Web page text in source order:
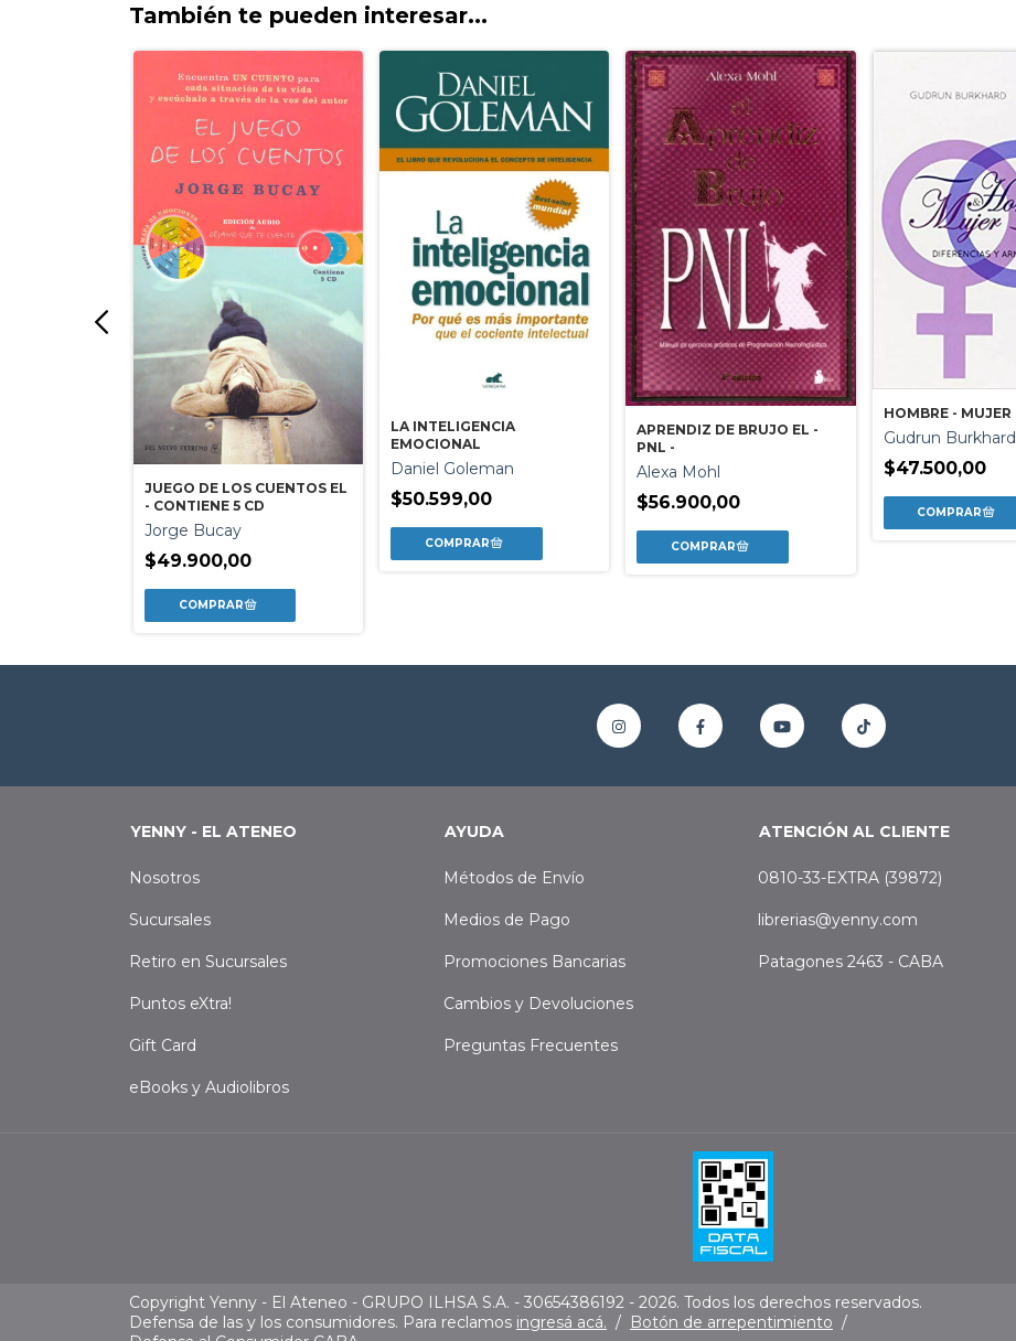
También te pueden interesar...
JUEGO DE LOS CUENTOS EL
- CONTIENE 5 CD
Jorge Bucay
$49.900,00
LA INTELIGENCIA
EMOCIONAL
Daniel Goleman
$50.599,00
APRENDIZ DE BRUJO EL -
PNL -
Alexa Mohl
$56.900,00
HOMBRE - MUJER
Gudrun Burkhard
$47.500,00
YENNY - EL ATENEO
Nosotros
Sucursales
Retiro en Sucursales
Puntos eXtra!
Gift Card
eBooks y Audiolibros
AYUDA
Métodos de Envío
Medios de Pago
Promociones Bancarias
Cambios y Devoluciones
Preguntas Frecuentes
ATENCIÓN AL CLIENTE
0810-33-EXTRA (39872)
librerias@yenny.com
Patagones 2463 - CABA
Copyright Yenny - El Ateneo - GRUPO ILHSA S.A. - 30654386192 - 2026. Todos los derechos reservados.
Defensa de las y los consumidores. Para reclamos ingresá acá. / Botón de arrepentimiento /